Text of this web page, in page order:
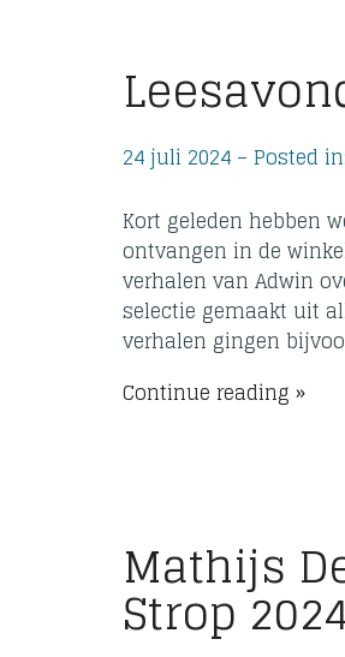
24 juli 2024 – Posted in:
Kort geleden hebben
ontvangen in de
verhalen van Adwin
selectie gemaakt uit
verhalen gingen
Continue reading
Mathijs
Strop